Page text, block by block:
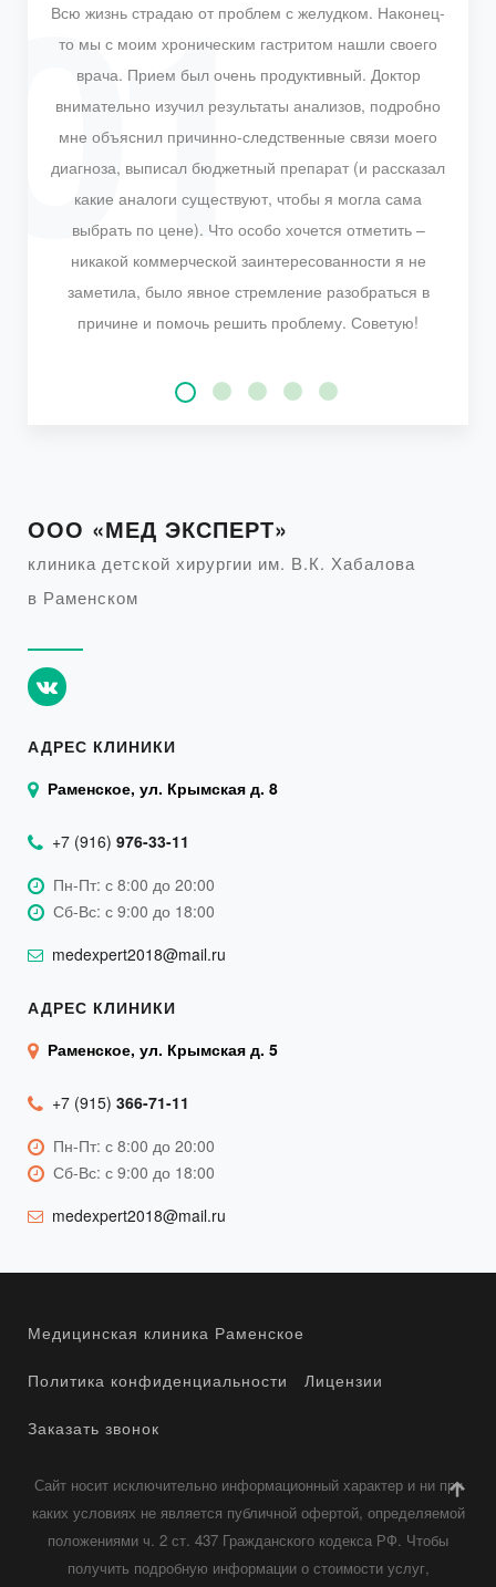
Всю жизнь страдаю от проблем с желудком. Наконец-
то мы с моим хроническим гастритом нашли своего
врача. Прием был очень продуктивный. Доктор
внимательно изучил результаты анализов, подробно
мне объяснил причинно-следственные связи моего
диагноза, выписал бюджетный препарат (и рассказал
какие аналоги существуют, чтобы я могла сама
выбрать по цене). Что особо хочется отметить –
никакой коммерческой заинтересованности я не
заметила, было явное стремление разобраться в
причине и помочь решить проблему. Советую!
ООО «МЕД ЭКСПЕРТ»
клиника детской хирургии им. В.К. Хабалова
в Раменском
АДРЕС КЛИНИКИ
Раменское, ул. Крымская д. 8
+7 (916) 976-33-11
Пн-Пт: с 8:00 до 20:00
Сб-Вс: с 9:00 до 18:00
medexpert2018@mail.ru
АДРЕС КЛИНИКИ
Раменское, ул. Крымская д. 5
+7 (915) 366-71-11
Пн-Пт: с 8:00 до 20:00
Сб-Вс: с 9:00 до 18:00
medexpert2018@mail.ru
Медицинская клиника Раменское
Политика конфиденциальности Лицензии
Заказать звонок
Сайт носит исключительно информационный характер и ни при
каких условиях не является публичной офертой, определяемой
положениями ч. 2 ст. 437 Гражданского кодекса РФ. Чтобы
получить подробную информации о стоимости услуг,